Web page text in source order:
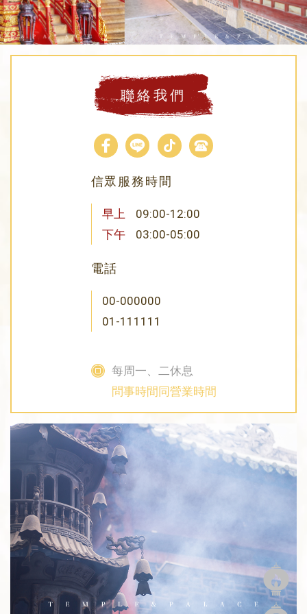
聯絡我們
信眾服務時間
早上
09:00-12:00
下午
03:00-05:00
電話
00-000000
01-111111
每周一、二休息
問事時間同營業時間